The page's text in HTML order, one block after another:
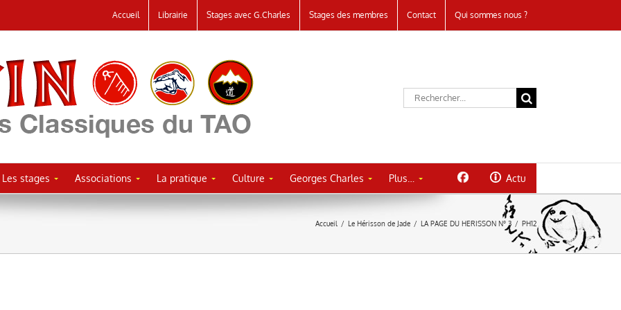
Accueil Librairie Stages avec G.Charles Stages des membres Contact Qui sommes nous ?
Rechercher:
Les stages Associations La pratique Culture Georges Charles Plus… Actu
Accueil / Le Hérisson de Jade / LA PAGE DU HERISSON N° 3 / PH12